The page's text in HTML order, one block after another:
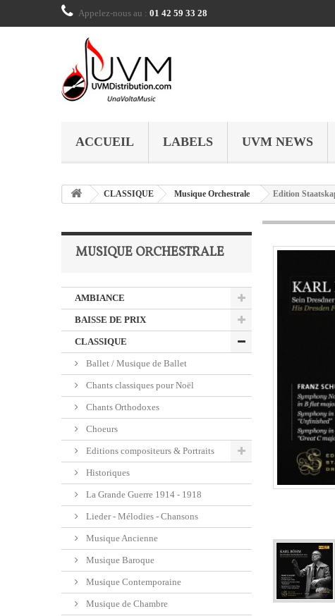
Appelez-nous au : 01 42 59 33 28
ACCUEIL LABELS UVM NEWS
CLASSIQUE Musique Orchestrale Edition
MUSIQUE ORCHESTRALE
AMBIANCE
BAISSE DE PRIX
CLASSIQUE
Ballet / Musique de Ballet
Chants classiques pour Noël
Chants Orthodoxes
Choeurs
Editions compositeurs & Portraits
Historiques
La Grande Guerre 1914 - 1918
Lieder - Mélodies - Chansons
Musique Ancienne
Musique Baroque
Musique Contemporaine
Musique de Chambre